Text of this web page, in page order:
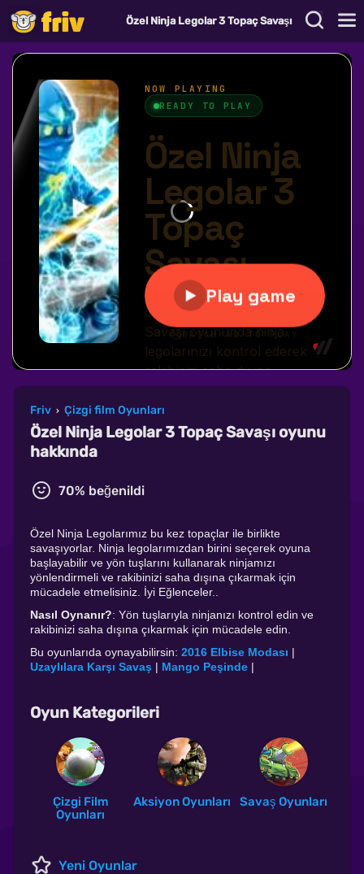
Özel Ninja Legolar 3 Topaç Savaşı
Friv › Çizgi film Oyunları
Özel Ninja Legolar 3 Topaç Savaşı oyunu
hakkında
70% beğenildi
Özel Ninja Legolarımız bu kez topaçlar ile birlikte
savaşıyorlar. Ninja legolarımızdan birini seçerek oyuna
başlayabilir ve yön tuşlarını kullanarak ninjamızı
yönlendirmeli ve rakibinizi saha dışına çıkarmak için
mücadele etmelisiniz. İyi Eğlenceler..
Nasıl Oynanır?: Yön tuşlarıyla ninjanızı kontrol edin ve
rakibinizi saha dışına çıkarmak için mücadele edin.
Bu oyunlarıda oynayabilirsin: 2016 Elbise Modası |
Uzaylılara Karşı Savaş | Mango Peşinde |
Oyun Kategorileri
Çizgi Film
Oyunları
Aksiyon Oyunları Savaş Oyunları
Yeni Oyunlar